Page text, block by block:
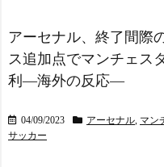
アーセナル、終了間際
ス追加点でマンチェス
利―海外の反応―
04/09/2023 アーセナル マン
サッカー